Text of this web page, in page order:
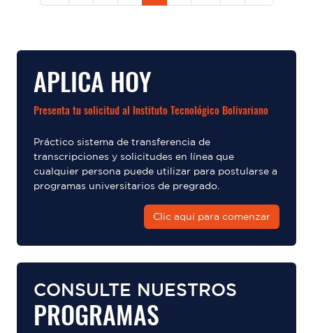
APLICA HOY
Presenta tu solicitud al Instituto Tecnológico Bolivariano
Práctico sistema de transferencia de
transcripciones y solicitudes en línea que
cualquier persona puede utilizar para postularse a
programas universitarios de pregrado.
Clic aquí para comenzar
CONSULTE NUESTROS
PROGRAMAS